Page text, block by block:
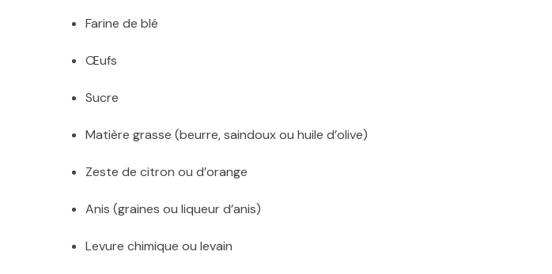
Farine de blé
Œufs
Sucre
Matière grasse (beurre, saindoux ou huile d’olive)
Zeste de citron ou d’orange
Anis (graines ou liqueur d’anis)
Levure chimique ou levain